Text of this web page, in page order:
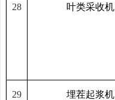
28 叶类采收机
29 埋茬起浆机